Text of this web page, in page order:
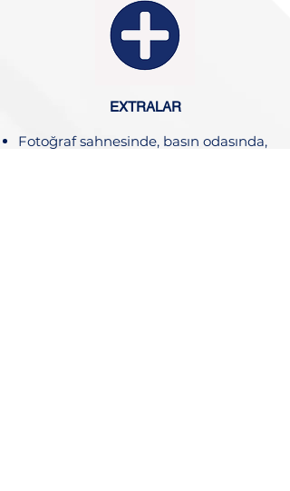
EXTRALAR
Fotoğraf sahnesinde, basın odasında,